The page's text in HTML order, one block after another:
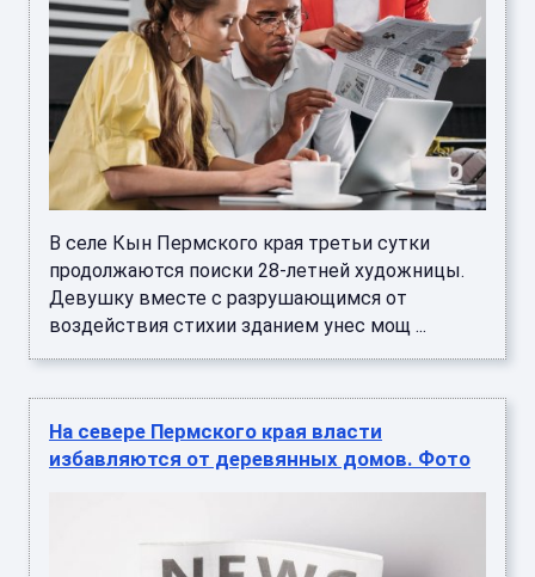
В селе Кын Пермского края третьи сутки
продолжаются поиски 28-летней художницы.
Девушку вместе с разрушающимся от
воздействия стихии зданием унес мощ ...
На севере Пермского края власти
избавляются от деревянных домов. Фото